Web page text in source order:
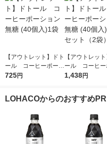
【アウトレット】ドト
ール コーヒーポーシ
ョン 無糖 (40個入)1袋
725円
【アウトレッ
ール コーヒー
ョン 無糖 (40
1,438円
LOHACOからのおすすめ